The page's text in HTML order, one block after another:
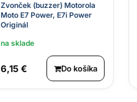
Zvonček (buzzer) Motorola
Moto E7 Power, E7i Power
Originál
na sklade
6,15 € Do košíka